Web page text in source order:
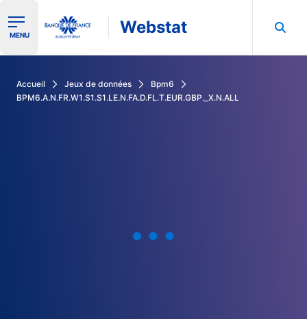
Ouvrir le menu de navigation
MENU Webstat
Accueil Jeux de données
Bpm6
BPM6.A.N.FR.W1.S1.S1.LE.N.FA.D.FL.T.EUR.GBP._X.N.ALL